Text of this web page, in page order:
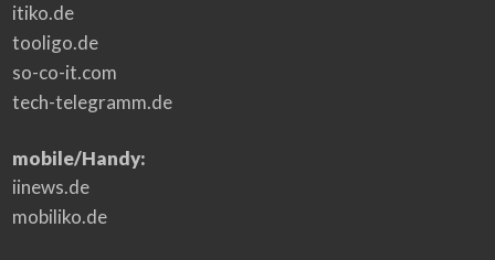
itiko.de
tooligo.de
so-co-it.com
tech-telegramm.de
mobile/Handy:
iinews.de
mobiliko.de